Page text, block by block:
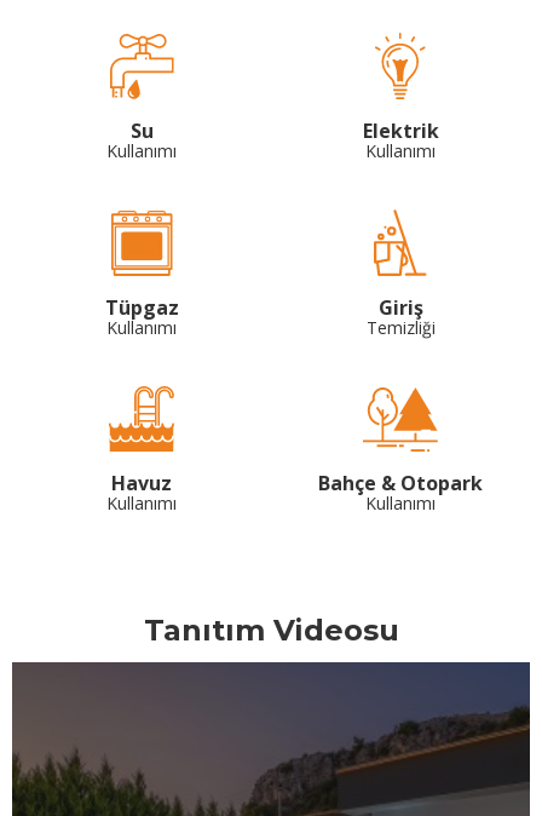
Su
Kullanımı
Elektrik
Kullanımı
Tüpgaz
Kullanımı
Giriş
Temizliği
Havuz
Kullanımı
Bahçe & Otopark
Kullanımı
Tanıtım Videosu